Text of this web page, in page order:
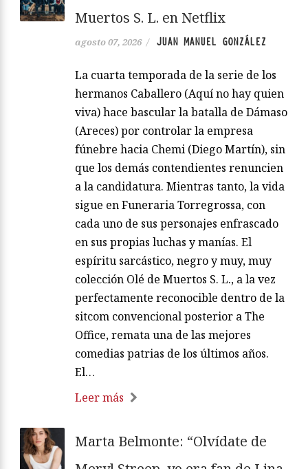
Muertos S. L. en Netflix
agosto 07, 2026 / JUAN MANUEL GONZÁLEZ
La cuarta temporada de la serie de los
hermanos Caballero (Aquí no hay quien
viva) hace bascular la batalla de Dámaso
(Areces) por controlar la empresa
fúnebre hacia Chemi (Diego Martín), sin
que los demás contendientes renuncien
a la candidatura. Mientras tanto, la vida
sigue en Funeraria Torregrossa, con
cada uno de sus personajes enfrascado
en sus propias luchas y manías. El
espíritu sarcástico, negro y muy, muy
colección Olé de Muertos S. L., a la vez
perfectamente reconocible dentro de la
sitcom convencional posterior a The
Office, remata una de las mejores
comedias patrias de los últimos años.
El…
Leer más
Marta Belmonte: “Olvídate de